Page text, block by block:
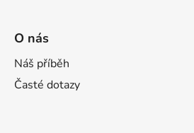
O nás
Náš příběh
Časté dotazy